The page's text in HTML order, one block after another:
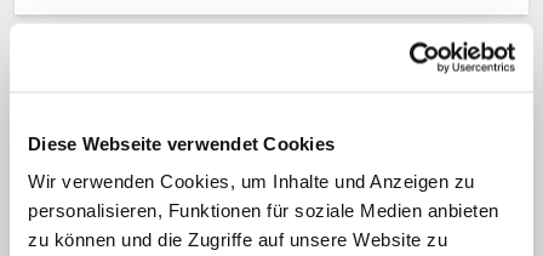
Diese Webseite verwendet Cookies
Wir verwenden Cookies, um Inhalte und Anzeigen zu
personalisieren, Funktionen für soziale Medien anbieten
zu können und die Zugriffe auf unsere Website zu